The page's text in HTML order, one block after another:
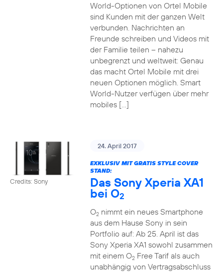
World-Optionen von Ortel Mobile
sind Kunden mit der ganzen Welt
verbunden. Nachrichten an
Freunde schreiben und Videos mit
der Familie teilen – nahezu
unbegrenzt und weltweit: Genau
das macht Ortel Mobile mit drei
neuen Optionen möglich. Smart
World-Nutzer verfügen über mehr
mobiles […]
Credits: Sony
24. April 2017
EXKLUSIV MIT GRATIS STYLE COVER
STAND:
Das Sony Xperia XA1
bei O2
O2nimmt ein neues Smartphone
aus dem Hause Sony in sein
Portfolio auf: Ab 25. April ist das
Sony Xperia XA1 sowohl zusammen
mit einem O2Free Tarif als auch
unabhängig von Vertragsabschluss